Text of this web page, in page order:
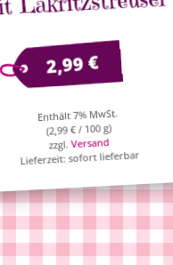
2,99€
Enthält 7% MwSt.
(2,99€/ 100 g)
zzgl.Versand
Lieferzeit: sofort lieferbar